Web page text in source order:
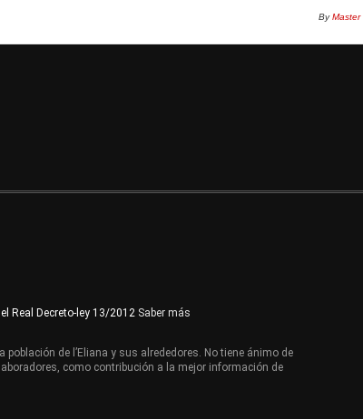
ByMaster
Real Decreto-ley 13/2012 Saber más
de l’Eliana y sus alrededores. No tiene ánimo de
como contribución a la mejor información de